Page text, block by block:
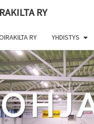
RY
RY YHDISTYS